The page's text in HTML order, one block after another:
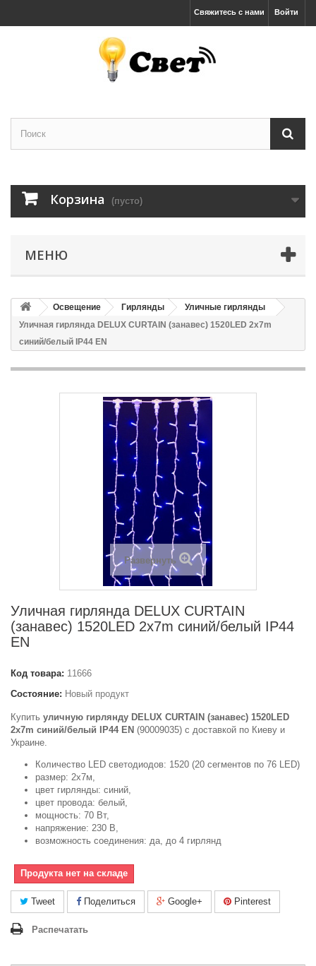
Войти
Свяжитесь с нами
Корзина (пусто)
МЕНЮ
Освещение Гирлянды
Уличные гирлянды
Уличная гирлянда DELUX CURTAIN (занавес) 1520LED 2x7m
синий/белый IP44 EN
Развернуть
Уличная гирлянда DELUX CURTAIN
(занавес) 1520LED 2x7m синий/белый IP44
EN
Код товара: 11666
Состояние: Новый продукт
Купить уличную гирлянду DELUX CURTAIN (занавес) 1520LED
2x7m синий/белый IP44 EN (90009035) c доставкой по Киеву и
Украине.
Количество LED светодиодов: 1520 (20 сегментов по 76 LED)
размер: 2х7м,
цвет гирлянды: синий,
цвет провода: белый,
мощность: 70 Вт,
напряжение: 230 В,
возможность соединения: да, до 4 гирлянд
Продукта нет на складе
Tweet Поделиться Google+ Pinterest
Распечатать